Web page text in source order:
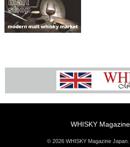
WHISKY
© 2026 WHISKY Magazine Japan.